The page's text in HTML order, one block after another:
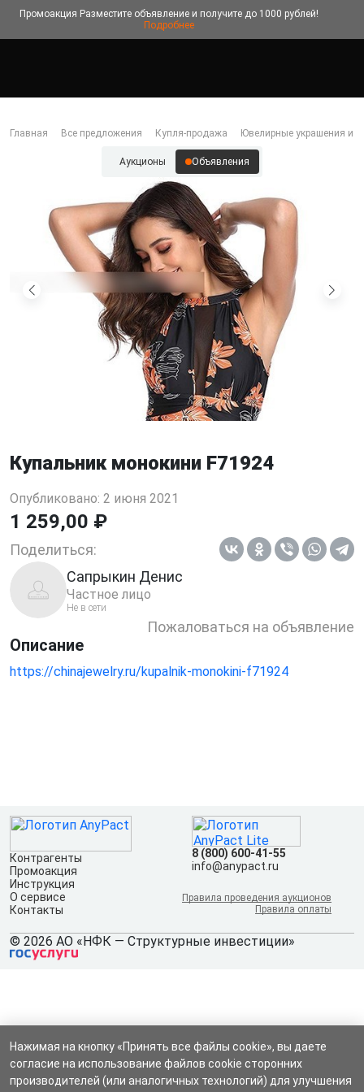
Промоакция Разместите объявление и получите до 1000 рублей!
Подробнее
Главная Все предложения Купля-продажа Ювелирные украшения и
Аукционы Объявления
Купальник монокини F71924
Опубликовано: 2 июня 2021
1 259,00 ₽
Поделиться:
Сапрыкин Денис
Частное лицо
Не в сети
Пожаловаться на объявление
Описание
https://chinajewelry.ru/kupalnik-monokini-f71924
Контрагенты
Промоакция
Инструкция
О сервисе
Контакты
8 (800) 600-41-55
info@anypact.ru
Правила проведения аукционов
Правила оплаты
© 2026 АО «НФК — Структурные инвестиции»
Нажимая на кнопку «Принять все файлы cookie», вы даете
согласие на использование файлов cookie сторонних
производителей (или аналогичных технологий) для улучшения